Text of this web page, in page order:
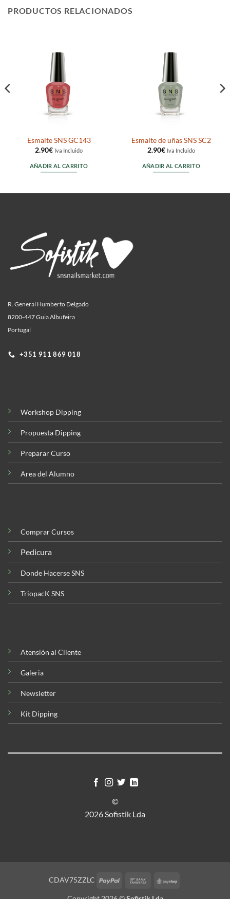
PRODUCTOS RELACIONADOS
Esmalte SNS GC143
2.90€ Iva Incluido
AÑADIR AL CARRITO
Esmalte de uñas SNS SC2
2.90€ Iva Incluido
AÑADIR AL CARRITO
R. General Humberto Delgado
8200-447 Guia Albufeira
Portugal
+351 911 869 018
Workshop Dipping
Propuesta Dipping
Preparar Curso
Area del Alumno
Comprar Cursos
Pedicura
Donde Hacerse SNS
TriopacK SNS
Atensión al Cliente
Galeria
Newsletter
Kit Dipping
©
2026 Sofistik Lda
CDAV75ZZLC PayPal
Bank
PayShop